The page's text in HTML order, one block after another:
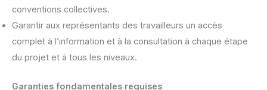
conventions collectives.
Garantir aux représentants des travailleurs un accès
complet à l’information et à la consultation à chaque étape
du projet et à tous les niveaux.
Garanties fondamentales requises